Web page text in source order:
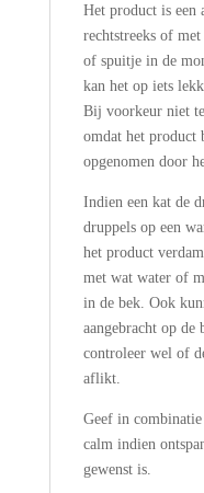
Het product is een
rechtstreeks of
of spuitje in de
kan het op iets
Bij voorkeur niet
omdat het product
opgenomen door
Indien een kat de
druppels op een
het product
met wat water of
in de bek. Ook
aangebracht op de
controleer wel of
aflikt.
Geef in
calm indien
gewenst is.